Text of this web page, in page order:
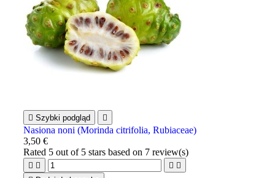
 Szybki podgląd 
Nasiona noni (Morinda citrifolia, Rubiaceae)
3,50 €
Rated 5 out of 5 stars based on 7 review(s)
   